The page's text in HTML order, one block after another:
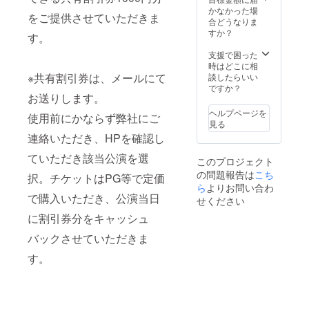
をご提供させていただきま
す。
※共有割引券は、メールにて
お送りします。
使用前にかならず弊社にご
連絡いただき、HPを確認し
ていただき該当公演を選
択。チケットはPG等で定価
で購入いただき、公演当日
に割引券分をキャッシュ
バックさせていただきま
す。
かなかった場
合どうなりま
すか？
支援で困った
時はどこに相
談したらいい
ですか？
ヘルプページを
見る
このプロジェクト
の問題報告はこち
ら よりお問い合わ
せください